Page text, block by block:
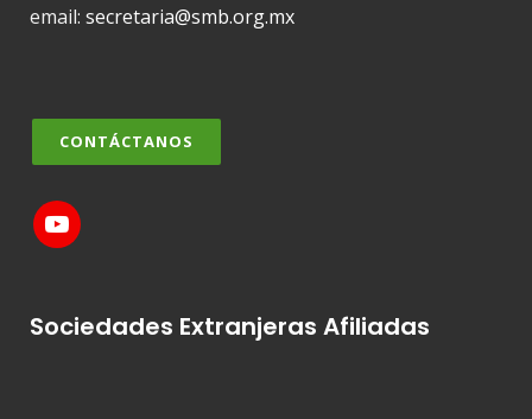
email: secretaria@smb.org.mx
CONTÁCTANOS
Sociedades Extranjeras Afiliadas